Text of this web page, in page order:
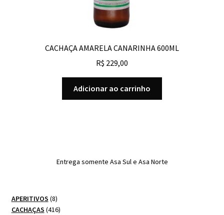
CACHAÇA AMARELA CANARINHA 600ML
R$ 229,00
Adicionar ao carrinho
Entrega somente Asa Sul e Asa Norte
APERITIVOS 88
produtos
CACHAÇAS 416416